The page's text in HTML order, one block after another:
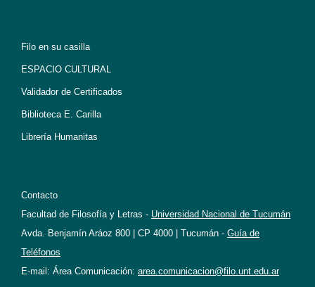
Filo en su casilla
ESPACIO CULTURAL
Validador de Certificados
Biblioteca E. Carilla
Librería Humanitas
Contacto
Facultad de Filosofía y Letras - Universidad Nacional de Tucumán
Avda. Benjamín Aráoz 800 | CP 4000 | Tucumán - Guía de
Teléfonos
E-mail: Área Comunicación: area.comunicacion@filo.unt.edu.ar